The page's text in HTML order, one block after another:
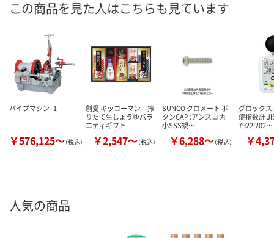
この商品を見た人はこちらも見ています
パイプマシン_1
￥576,125～（税込）
創愛 キッコーマン 搾
りたて生しょうゆバラ
エティギフト
￥2,547～（税込）
SUNCO クロメート ボ
タンCAP（アンスコ 丸
小SSS規…
￥6,288～（税込）
グロック
症指数計
7922:202…
￥
人気の商品